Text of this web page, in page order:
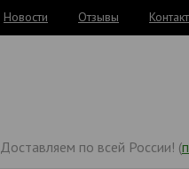
Новости Отзывы
Доставляем по всей России! (